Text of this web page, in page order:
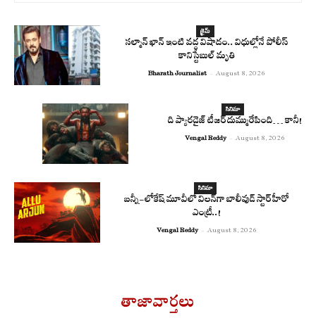
క్రైమ్
సల్మాన్ ఖాన్ ఇంటి వద్ద విషాదం.. విధుల్లోనే పోలీస్
కానిస్టేబుల్ మృతి
Bharath Journalist - August 8, 2026
సినిమా
ది ప్యారడైజ్ టీజర్ దుమ్మురేపింది… కానీ!
Vengal Reddy - August 8, 2026
సినిమా
బన్నీ-లోకేష్ మూవీలో విలన్‌గా బాలీవుడ్ స్టార్ హీరో
ఎంట్రీ..!
Vengal Reddy - August 8, 2026
తాజావార్తలు